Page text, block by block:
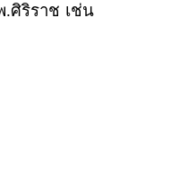
.ศิริราช เช่น